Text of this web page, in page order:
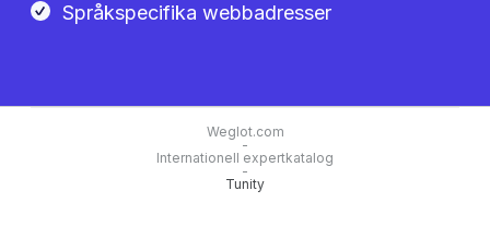
Språkspecifika webbadresser
Weglot.com
-
Internationell expertkatalog
-
Tunity